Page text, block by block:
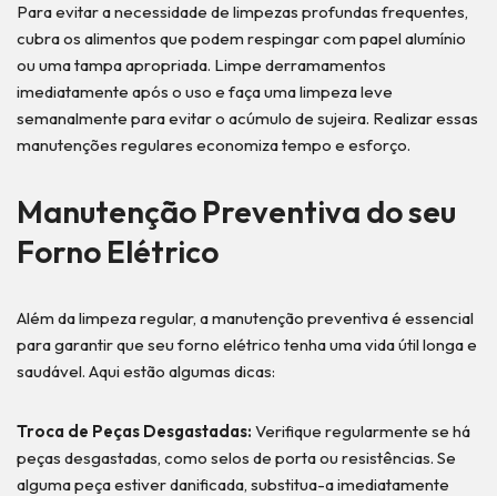
Para evitar a necessidade de limpezas profundas frequentes,
cubra os alimentos que podem respingar com papel alumínio
ou uma tampa apropriada. Limpe derramamentos
imediatamente após o uso e faça uma limpeza leve
semanalmente para evitar o acúmulo de sujeira. Realizar essas
manutenções regulares economiza tempo e esforço.
Manutenção Preventiva do seu
Forno Elétrico
Além da limpeza regular, a manutenção preventiva é essencial
para garantir que seu forno elétrico tenha uma vida útil longa e
saudável. Aqui estão algumas dicas:
Troca de Peças Desgastadas: Verifique regularmente se há
peças desgastadas, como selos de porta ou resistências. Se
alguma peça estiver danificada, substitua-a imediatamente